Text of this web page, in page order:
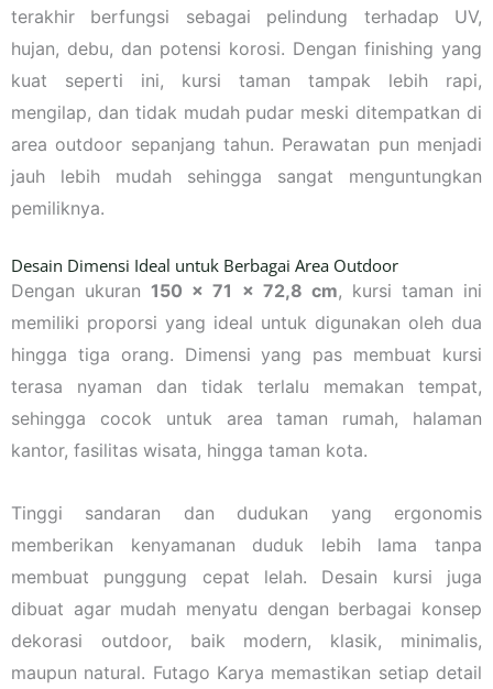
terakhir berfungsi sebagai pelindung terhadap UV,
hujan, debu, dan potensi korosi. Dengan finishing yang
kuat seperti ini, kursi taman tampak lebih rapi,
mengilap, dan tidak mudah pudar meski ditempatkan di
area outdoor sepanjang tahun. Perawatan pun menjadi
jauh lebih mudah sehingga sangat menguntungkan
pemiliknya.
Desain Dimensi Ideal untuk Berbagai Area Outdoor
Dengan ukuran150 x 71 x 72,8 cm, kursi taman ini
memiliki proporsi yang ideal untuk digunakan oleh dua
hingga tiga orang. Dimensi yang pas membuat kursi
terasa nyaman dan tidak terlalu memakan tempat,
sehingga cocok untuk area taman rumah, halaman
kantor, fasilitas wisata, hingga taman kota.
Tinggi sandaran dan dudukan yang ergonomis
memberikan kenyamanan duduk lebih lama tanpa
membuat punggung cepat lelah. Desain kursi juga
dibuat agar mudah menyatu dengan berbagai konsep
dekorasi outdoor, baik modern, klasik, minimalis,
maupun natural. Futago Karya memastikan setiap detail